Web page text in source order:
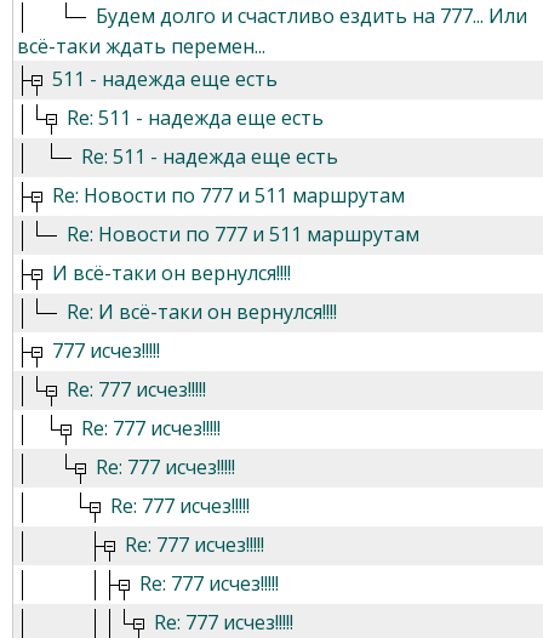
Будем долго и счастливо ездить на 777... Или
всё-таки ждать перемен...
511 - надежда еще есть
Re: 511 - надежда еще есть
Re: 511 - надежда еще есть
Re: Новости по 777 и 511 маршрутам
Re: Новости по 777 и 511 маршрутам
И всё-таки он вернулся!!!!
Re: И всё-таки он вернулся!!!!
777 исчез!!!!!
Re: 777 исчез!!!!!
Re: 777 исчез!!!!!
Re: 777 исчез!!!!!
Re: 777 исчез!!!!!
Re: 777 исчез!!!!!
Re: 777 исчез!!!!!
Re: 777 исчез!!!!!